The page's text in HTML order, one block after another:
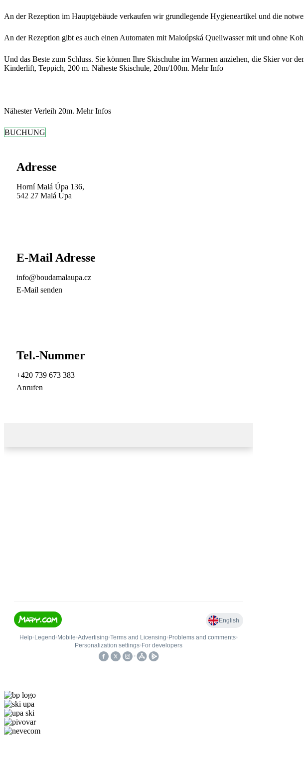
An der Rezeption im Hauptgebäude verkaufen wir grundlegende Hygieneartikel und die
An der Rezeption gibt es auch einen Automaten mit Maloúpská Quellwasser mit und ohne
Und das Beste zum Schluss. Sie können Ihre Skischuhe im Warmen anziehen, die Skier vor
Kinderlift, Teppich, 200 m. Näheste Skischule, 20m/100m. Mehr Info
Nähester Verleih 20m. Mehr Infos
BUCHUNG
Adresse
Horní Malá Úpa 136,
542 27 Malá Úpa
E-Mail Adresse
info@boudamalaupa.cz
E-Mail senden
Tel.-Nummer
+420 739 673 383
Anrufen